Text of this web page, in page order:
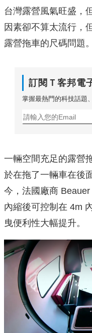
台灣露營風氣旺盛，
因素卻不算太流行，
露營拖車的尺碼問題。
訂閱Ｔ客邦電
掌握最熱門的科技話題
一輛空間充足的露營
於在拖了一輛車在後
今，法國廠商
內縮後可控制在 4m
曳便利性大幅提升。